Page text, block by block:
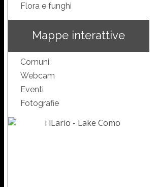
Flora e funghi
Mappe interattive
Comuni
Webcam
Eventi
Fotografie